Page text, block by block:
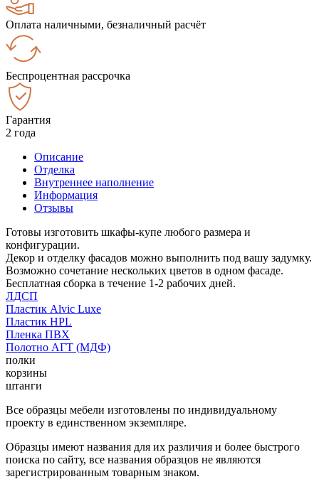
Оплата наличными, безналичный расчёт
Беспроцентная рассрочка
Гарантия
2 года
Описание
Отделка
Внутреннее наполнение
Информация
Отзывы
Готовы изготовить шкафы-купе любого размера и
конфигурации.
Декор и отделку фасадов можно выполнить под вашу задумку.
Возможно сочетание нескольких цветов в одном фасаде.
Бесплатная сборка в течение 1-2 рабочих дней.
ЛДСП
Пластик Alvic Luxe
Пластик HPL
Пленка ПВХ
Полотно АГТ (МДФ)
полки
корзины
штанги
Все образцы мебели изготовлены по индивидуальному
проекту в единственном экземпляре.
Образцы имеют названия для их различия и более быстрого
поиска по сайту, все названия образцов не являются
зарегистрированным товарным знаком.